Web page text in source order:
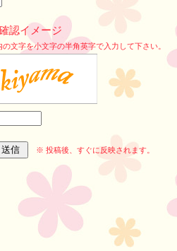
認イメージ
文字を小文字の半角英字で入力して下さい。
※ 投稿後、すぐに反映されます。